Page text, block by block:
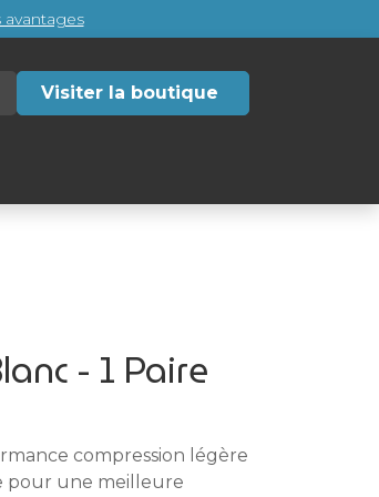
Visiter la boutique
- 1 Paire
compression légère
pour une meilleure